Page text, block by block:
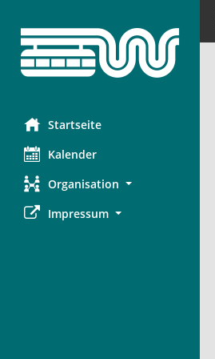
Startseite
Kalender
Organisation
Impressum